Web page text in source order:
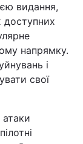
видання,
доступних
напрямку.
і
свої